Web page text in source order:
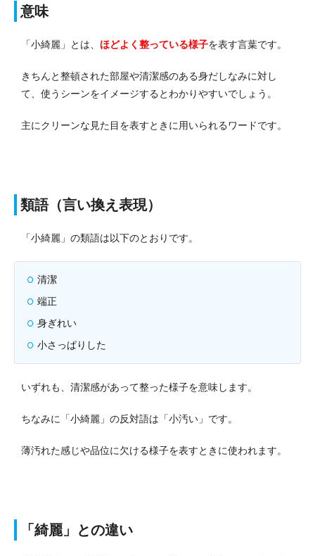
意味
「小綺麗」とは、 ほどよく整っている様子を表す言葉です。
きちんと整頓された部屋や清潔感のある身だしなみに対し
て、使うシーンをイメージするとわかりやすいでしょう。
主にクリーンな見た目を表すときに用いられるワードです。
類語（言い換え表現）
「小綺麗」の類語は以下のとおりです。
清潔
端正
身ぎれい
小さっぱりした
いずれも、清潔感があって整った様子を意味します。
ちなみに「小綺麗」の反対語は「小汚い」です。
薄汚れた感じや品位に欠ける様子を表すときに使われます。
「綺麗」との違い